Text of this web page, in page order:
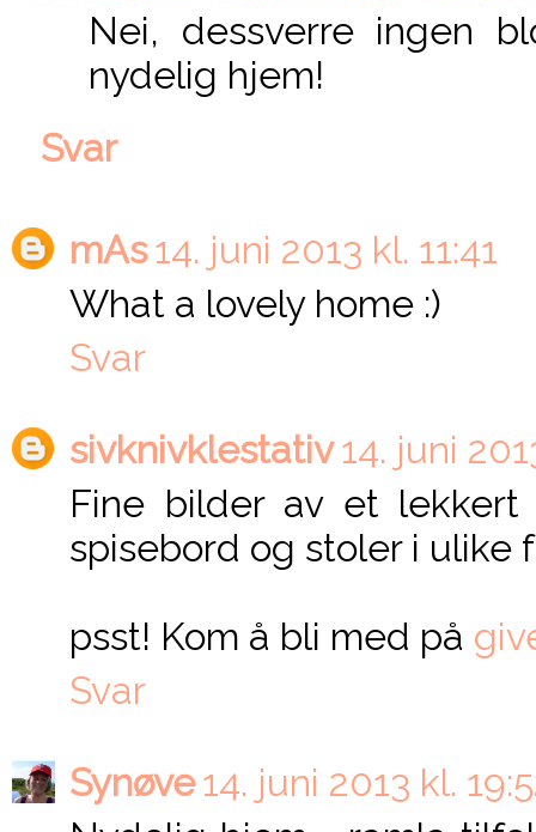
Nei, dessverre ingen
nydelig hjem!
Svar
mAs14. juni 2013 kl. 11:41
What a lovely home :)
Svar
sivknivklestativ14. juni
Fine bilder av et
spisebord og stoler i ulike
psst! Kom å bli med på
Svar
Synøve14. juni 2013 kl.